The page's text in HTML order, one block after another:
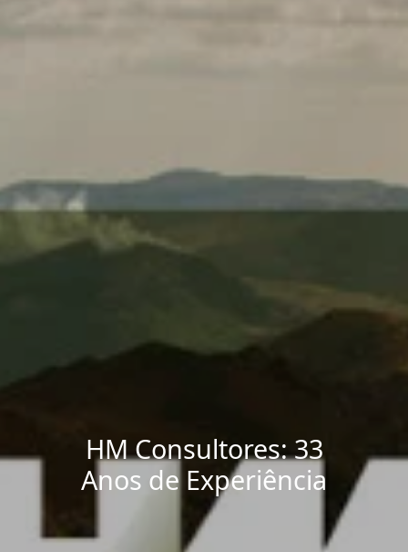
HM Consultores: 33
Anos de Experiência